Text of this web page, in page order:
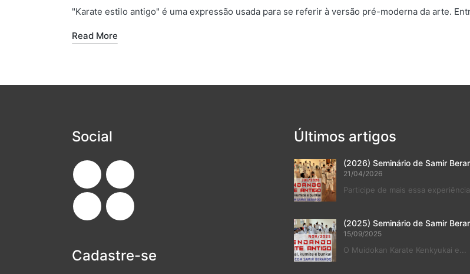
by
in
"Karate estilo antigo" é uma expressão usada para se referir à versão pré-moderna da arte.
Read More
Social
Cadastre-se
Últimos artigos
(2026) Seminário de Samir
21/04/2026
Participe de mais essa
(2025) Seminário de Samir
15/09/2025
O Muidokan Karate Kenkyukai e...